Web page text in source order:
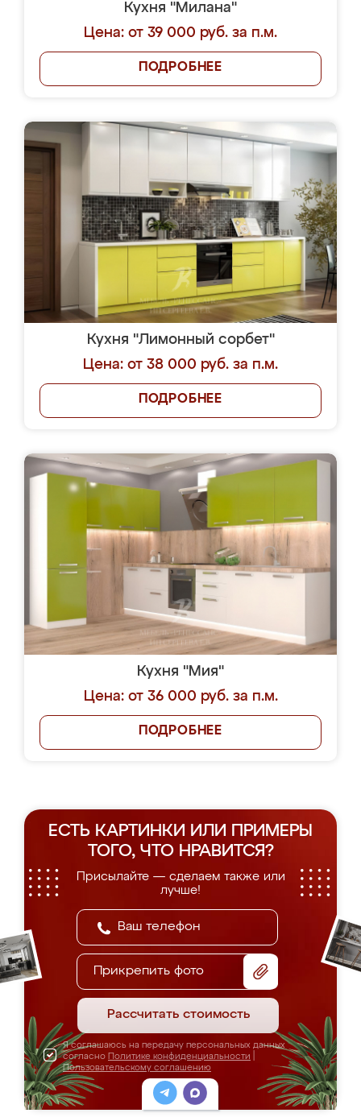
Кухня "Милана"
Цена: от 39 000 руб. за п.м.
ПОДРОБНЕЕ
Кухня "Лимонный сорбет"
Цена: от 38 000 руб. за п.м.
ПОДРОБНЕЕ
Кухня "Мия"
Цена: от 36 000 руб. за п.м.
ПОДРОБНЕЕ
ЕСТЬ КАРТИНКИ ИЛИ ПРИМЕРЫ
ТОГО, ЧТО НРАВИТСЯ?
Присылайте — сделаем также или
лучше!
Прикрепить фото
Рассчитать стоимость
Я соглашаюсь на передачу персональных данных
согласно Политике конфиденциальности
Пользовательскому соглашению